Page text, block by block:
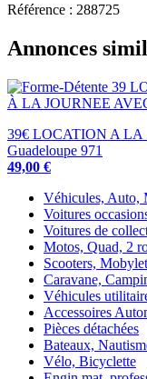
Référence : 288725
Annonces
39€ LOCATION A LA
Guadeloupe 971
49,00 €
Véhicules, Auto,
Voitures
Voitures de
Motos, Quad, 2
Scooters,
Caravane,
Véhicules
Accessoires
Pièces détachées
Bateaux,
Vélo, Bicyclette